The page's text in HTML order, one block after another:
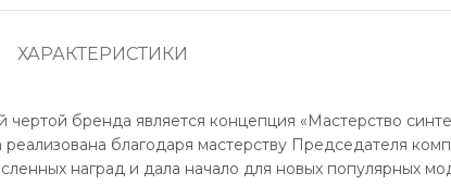
ХАРАКТЕРИСТИКИ
бренда является концепция «Мастерство
благодаря мастерству Председателя
наград и дала начало для новых популярных